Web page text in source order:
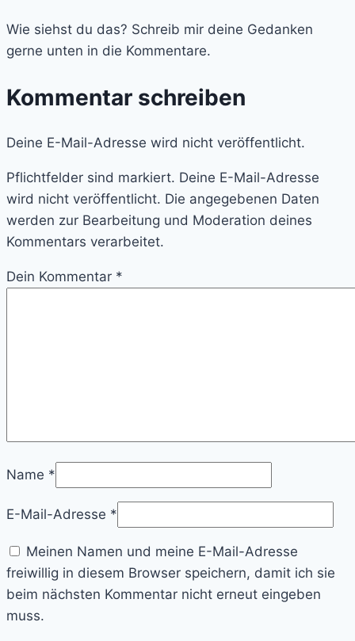
Wie siehst du das? Schreib mir deine Gedanken
gerne unten in die Kommentare.
Kommentar schreiben
Deine E-Mail-Adresse wird nicht veröffentlicht.
Pflichtfelder sind markiert. Deine E-Mail-Adresse
wird nicht veröffentlicht. Die angegebenen Daten
werden zur Bearbeitung und Moderation deines
Kommentars verarbeitet.
Dein Kommentar *
Name *
E-Mail-Adresse *
Meinen Namen und meine E-Mail-Adresse
freiwillig in diesem Browser speichern, damit ich sie
beim nächsten Kommentar nicht erneut eingeben
muss.